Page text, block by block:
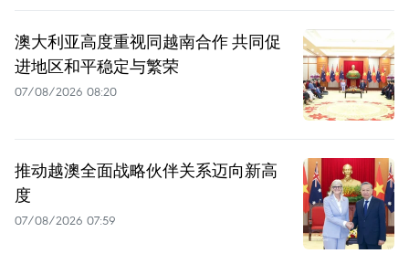
澳大利亚高度重视同越南合作 共同促
进地区和平稳定与繁荣
07/08/2026 08:20
推动越澳全面战略伙伴关系迈向新高
度
07/08/2026 07:59